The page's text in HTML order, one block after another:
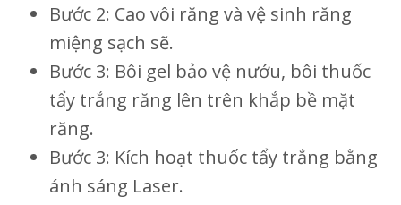
Bước 2: Cao vôi răng và vệ sinh răng
miệng sạch sẽ.
Bước 3: Bôi gel bảo vệ nướu, bôi thuốc
tẩy trắng răng lên trên khắp bề mặt
răng.
Bước 3: Kích hoạt thuốc tẩy trắng bằng
ánh sáng Laser.